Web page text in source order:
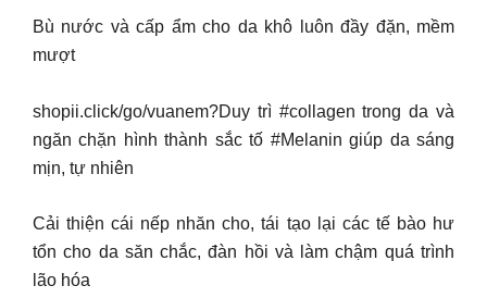
Bù nước và cấp ẩm cho da khô luôn đầy đặn, mềm
mượt
shopii.click/go/vuanem?Duy trì #collagen trong da và
ngăn chặn hình thành sắc tố #Melanin giúp da sáng
mịn, tự nhiên
Cải thiện cái nếp nhăn cho, tái tạo lại các tế bào hư
tổn cho da săn chắc, đàn hồi và làm chậm quá trình
lão hóa